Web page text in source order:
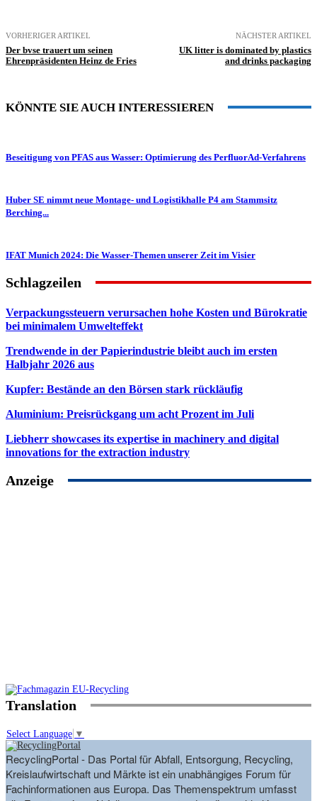
VORHERIGER ARTIKEL
Der bvse trauert um seinen
Ehrenpräsidenten Heinz de Fries
NÄCHSTER ARTIKEL
UK litter is dominated by plastics
and drinks packaging
KÖNNTE SIE AUCH INTERESSIEREN
Beseitigung von PFAS aus Wasser: Optimierung des PerfluorAd-Verfahrens
Huber SE nimmt neue Montage- und Logistikhalle P4 am Stammsitz
Berching...
IFAT Munich 2024: Die Wasser-Themen unserer Zeit im Visier
Schlagzeilen
Verpackungssteuern verursachen hohe Kosten und Bürokratie
bei minimalem Umwelteffekt
Trendwende in der Papierindustrie bleibt auch im ersten
Halbjahr 2026 aus
Kupfer: Bestände an den Börsen stark rückläufig
Aluminium: Preisrückgang um acht Prozent im Juli
Liebherr showcases its expertise in machinery and digital
innovations for the extraction industry
Anzeige
Translation
Select Language ▼
RecyclingPortal - Das Portal für Abfall, Entsorgung, Recycling,
Kreislaufwirtschaft und Märkte ist ein unabhängiges Forum für
Fachinformationen aus Europa. Das Themenspektrum umfasst